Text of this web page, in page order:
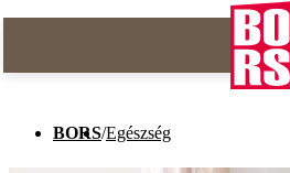
BORS/Egészség